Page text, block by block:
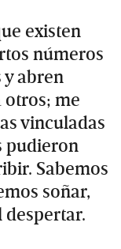
existen
números
y abren
otros; me
vinculadas
pudieron
Sabemos
soñar,